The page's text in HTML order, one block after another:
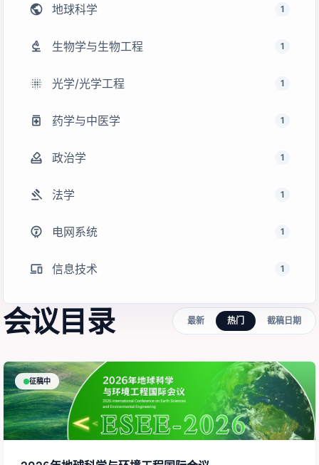
public 地球科学 1
biotech 生物学与生物工程 1
lens_blur 光学/光学工程 1
medication 药学与中医学 1
how_to_vote 政治学 1
gavel 法学 1
electric_meter 电网系统 1
devices 信息技术 1
会议目录 最新 热门 截稿日期
征稿中